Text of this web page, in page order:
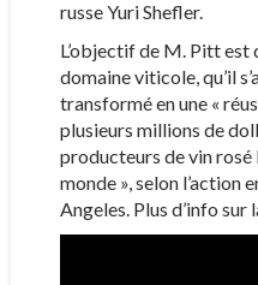
russe Yuri Shefler.
L’objectif de M. Pitt est
domaine viticole, qu’il
transformé en une «
plusieurs millions de
producteurs de vin rosé
monde », selon l’action
Angeles. Plus d’info sur